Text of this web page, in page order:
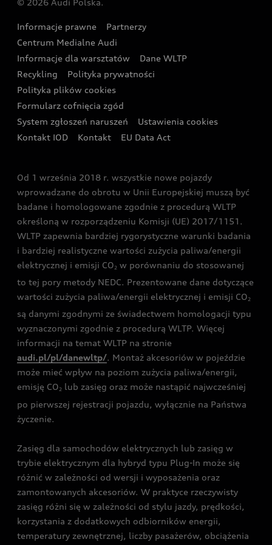
Wyszukaj najbliższego Partnera Audi
Oferta dla przedsiębiorców
Oferta dla klientów prywatnych
Kalkulator rat
Ubezpieczenie
Audi exclusive
Zasięg
Gwarancja
Akcje serwisowe Audi
Katalog online akcesoriów
Audi i Muzeum Sztuki Nowoczesnej w Warszawie
Audi driving experience
Audi quattro Cup
Audi i Puchar Świata w Skokach Narciarskich w
Zakopanem
© 2026 Audi Polska.
Informacje prawne
Partnerzy
Centrum Medialne Audi
Informacje dla warsztatów
Dane WLTP
Recykling
Polityka prywatności
Polityka plików cookies
Formularz cofnięcia zgód
System zgłoszeń naruszeń
Ustawienia cookies
Kontakt IOD
Kontakt EU Data Act
Od 1 września 2018 r. wszystkie nowe pojazdy
wprowadzane do obrotu w Unii Europejskiej muszą być
badane i homologowane zgodnie z procedurą WLTP
określoną w rozporządzeniu Komisji (UE) 2017/1151.
WLTP zapewnia bardziej rygorystyczne warunki badania
i bardziej realistyczne wartości zużycia paliwa/energii
elektrycznej i emisji CO2 w porównaniu do stosowanej
to tej pory metody NEDC. Prezentowane dane dotyczące
wartości zużycia paliwa/energii elektrycznej i emisji CO2
są danymi zgodnymi ze świadectwem homologacji typu
wyznaczonymi zgodnie z procedurą WLTP. Więcej
informacji na temat WLTP na stronie
audi.pl/pl/danewltp/. Montaż akcesoriów w pojeździe
może mieć wpływ na poziom zużycia paliwa/energii,
emisję CO2 lub zasięg oraz może nastąpić najwcześniej
po pierwszej rejestracji pojazdu, wyłącznie na Państwa
życzenie.
Zasięg dla samochodów elektrycznych lub zasięg w
trybie elektrycznym dla hybryd typu Plug-In może się
różnić w zależności od wersji i wyposażenia oraz
zamontowanych akcesoriów. W praktyce rzeczywisty
zasięg różni się w zależności od stylu jazdy, prędkości,
korzystania z dodatkowych odbiorników energii,
temperatury zewnętrznej, liczby pasażerów, obciążenia